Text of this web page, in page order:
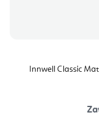
Innwell Classic